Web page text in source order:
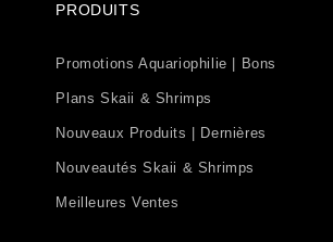
PRODUITS
Promotions Aquariophilie | Bons
Plans Skaii & Shrimps
Nouveaux Produits | Dernières
Nouveautés Skaii & Shrimps
Meilleures Ventes